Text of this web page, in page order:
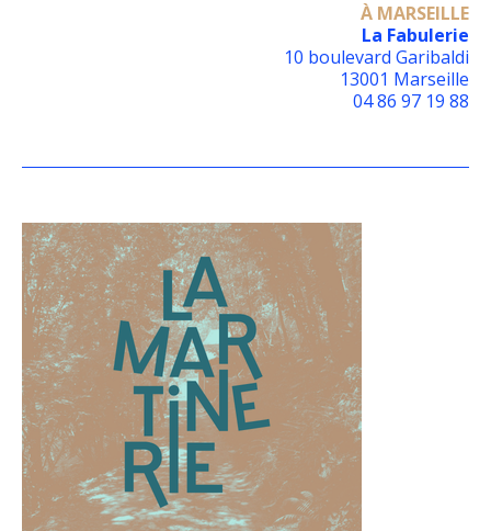
À MARSEILLE
La Fabulerie
10 boulevard Garibaldi
13001 Marseille
04 86 97 19 88